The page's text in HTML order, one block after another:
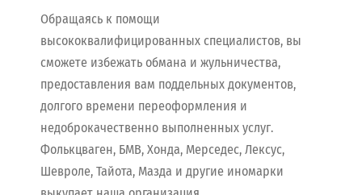
Обращаясь к помощи
высококвалифицированных специалистов, вы
сможете избежать обмана и жульничества,
предоставления вам поддельных документов,
долгого времени переоформления и
недоброкачественно выполненных услуг.
Фолькцваген, БМВ, Хонда, Мерседес, Лексус,
Шевроле, Тайота, Мазда и другие иномарки